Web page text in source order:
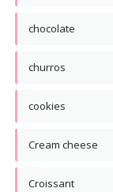
chocolate
churros
cookies
Cream cheese
Croissant